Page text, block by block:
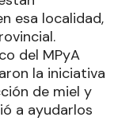
esa localidad,
del MPyA
la iniciativa
de miel y
a ayudarlos